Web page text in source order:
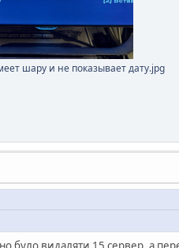
шару и не показывает дату.jpg